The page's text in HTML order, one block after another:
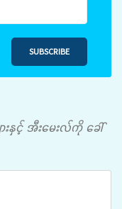
SUBSCRIBE
းနှင့် အီးမေးလ်ကို ခေါ်